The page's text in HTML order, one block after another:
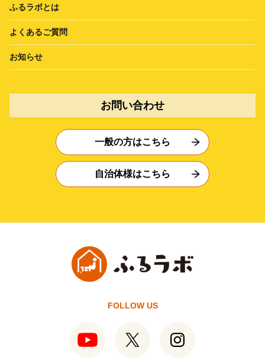
ふるラボとは
よくあるご質問
お知らせ
お問い合わせ
一般の方はこちら
自治体様はこちら
FOLLOW US